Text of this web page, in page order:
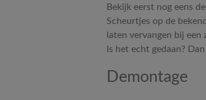
Bekijk eerst nog eens
Scheurtjes op de
laten vervangen bij
Is het echt gedaan?
Demontage